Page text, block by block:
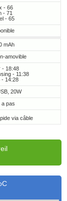
- 66
- 71
- 65
mAh
amovible
- 18:48
- 11:38
- 14:28
20W
a pas
via câble